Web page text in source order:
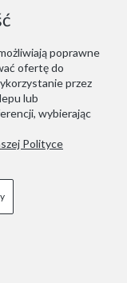
Forest
poprawne
ofertę do
przez
lub
wybierając
Polityce